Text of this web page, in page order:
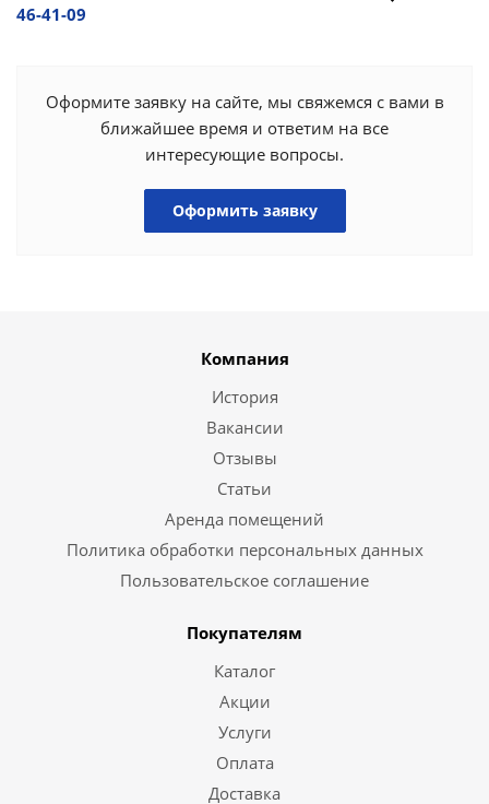
46-41-09
Оформите заявку на сайте, мы свяжемся с вами в
ближайшее время и ответим на все
интересующие вопросы.
Оформить заявку
Компания
История
Вакансии
Отзывы
Статьи
Аренда помещений
Политика обработки персональных данных
Пользовательское соглашение
Покупателям
Каталог
Акции
Услуги
Оплата
Доставка